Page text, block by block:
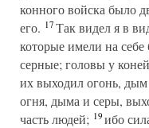
конного войска было
его. 17Так видел я в
которые имели на
серные; головы у
их выходил огонь, дым
огня, дыма и серы,
часть людей; 19ибо